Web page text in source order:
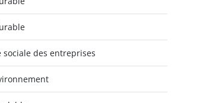
sociale des entreprises